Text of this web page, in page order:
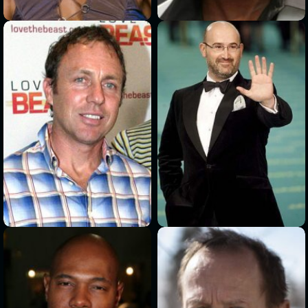
> >
> >